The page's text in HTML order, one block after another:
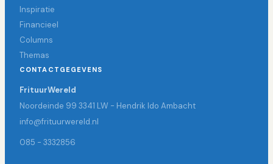
Inspiratie
Financieel
Columns
Themas
CONTACTGEGEVENS
FrituurWereld
Noordeinde 99 3341 LW - Hendrik Ido Ambacht
info@frituurwereld.nl
085 - 3332856